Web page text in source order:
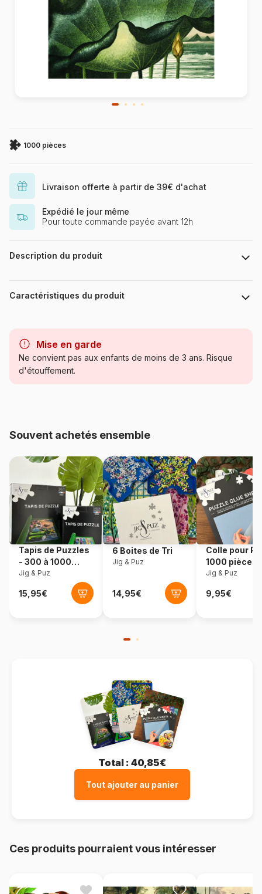
1000 pièces
Livraison offerte à partir de 39€ d'achat
Expédié le jour même
Pour toute commande payée avant 12h
Description du produit
The Dybdahl
Caractéristiques du produit
Catégorie
Puzzles - Forêts, Fleurs et
Provenance Chine
Kiub-90084
EAN 3701763900848
Nombre de pièces 1000 pièces
Dimensions 50 x 70 cm
Mise en garde
Ne convient pas aux enfants de moins de 3 ans. Risque
d'étouffement.
Souvent achetés ensemble
Tapis de Puzzles
- 300 à 1000
pièces
Jig & Puz
6 Boites de Tri
Jig & Puz
Colle pour
1000 pièces
Jig & Puz
Total : 40,85€
Tout ajouter au panier
Ces produits pourraient vous intéresser